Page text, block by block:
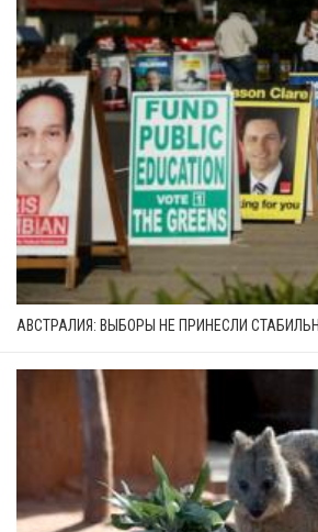
АВСТРАЛИЯ: ВЫБОРЫ НЕ ПРИНЕСЛИ